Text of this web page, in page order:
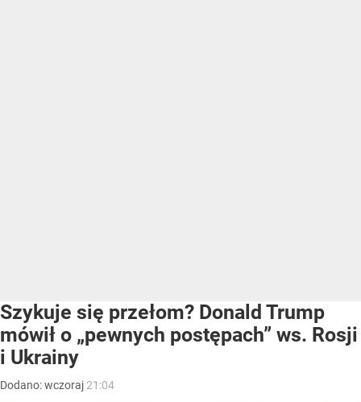
Szykuje się przełom? Donald Trump
mówił o „pewnych postępach” ws. Rosji
i Ukrainy
Dodano:wczoraj 21:04